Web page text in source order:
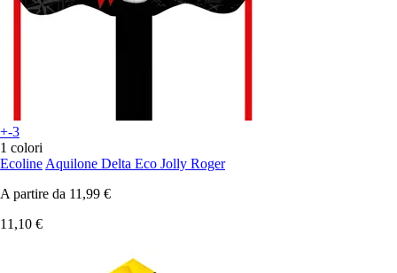
+-3
1 colori
Ecoline Aquilone Delta Eco Jolly Roger
A partire da 11,99 €
11,10 €